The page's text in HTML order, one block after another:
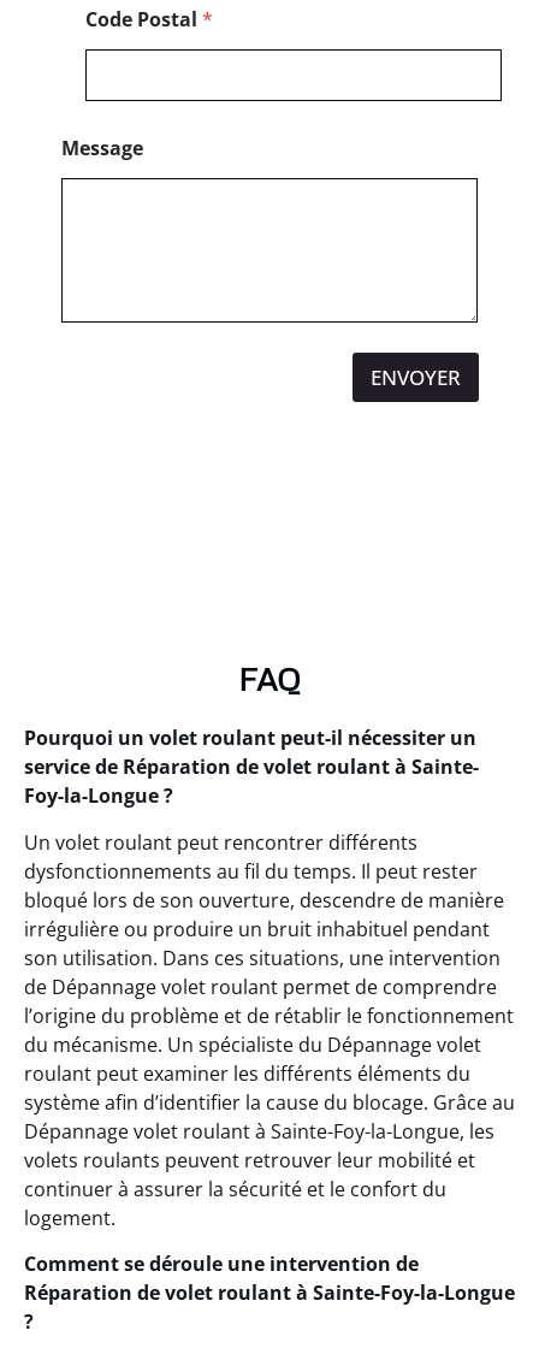
Code Postal *
Message
ENVOYER
FAQ
Pourquoi un volet roulant peut-il nécessiter un
service de Réparation de volet roulant à Sainte-
Foy-la-Longue ?
Un volet roulant peut rencontrer différents
dysfonctionnements au fil du temps. Il peut rester
bloqué lors de son ouverture, descendre de manière
irrégulière ou produire un bruit inhabituel pendant
son utilisation. Dans ces situations, une intervention
de Dépannage volet roulant permet de comprendre
l’origine du problème et de rétablir le fonctionnement
du mécanisme. Un spécialiste du Dépannage volet
roulant peut examiner les différents éléments du
système afin d’identifier la cause du blocage. Grâce au
Dépannage volet roulant à Sainte-Foy-la-Longue, les
volets roulants peuvent retrouver leur mobilité et
continuer à assurer la sécurité et le confort du
logement.
Comment se déroule une intervention de
Réparation de volet roulant à Sainte-Foy-la-Longue
?